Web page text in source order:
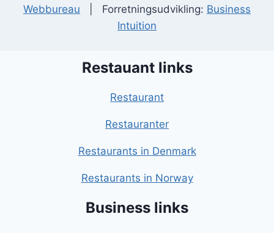
Webbureau | Forretningsudvikling: Business
Intuition
Restauant links
Restaurant
Restauranter
Restaurants in Denmark
Restaurants in Norway
Business links